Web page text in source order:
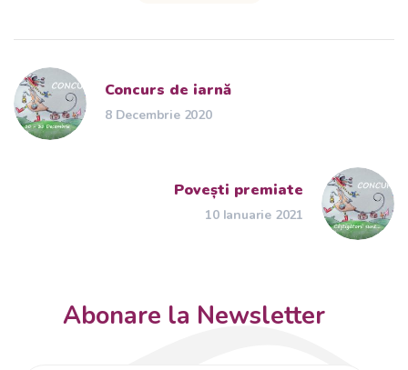
Concurs de iarnă
8 Decembrie 2020
Povești premiate
10 Ianuarie 2021
Abonare la Newsletter